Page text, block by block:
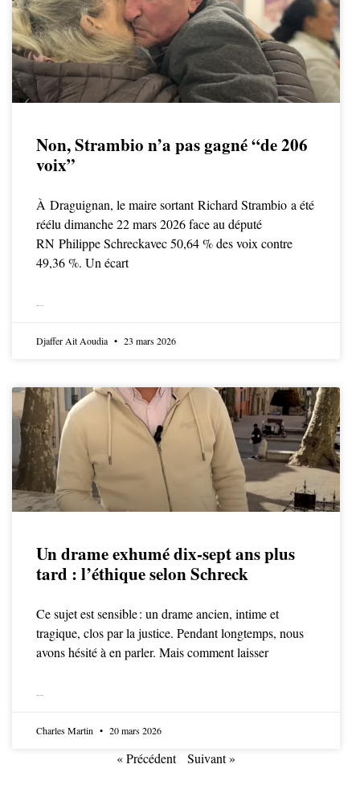
Non, Strambio n’a pas gagné “de 206
voix”
À Draguignan, le maire sortant Richard Strambio a été
réélu dimanche 22 mars 2026 face au député
RN Philippe Schreckavec 50,64 % des voix contre
49,36 %. Un écart
Djaffer Ait Aoudia 23 mars 2026
Un drame exhumé dix-sept ans plus
tard : l’éthique selon Schreck
Ce sujet est sensible : un drame ancien, intime et
tragique, clos par la justice. Pendant longtemps, nous
avons hésité à en parler. Mais comment laisser
Charles Martin 20 mars 2026
« Précédent Suivant »